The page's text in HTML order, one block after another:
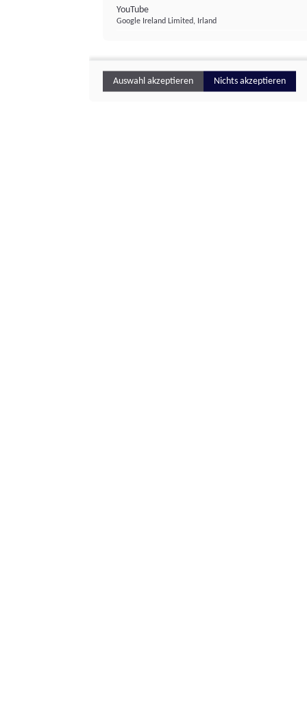
YouTube
Google Ireland Limited, Irland
Auswahl akzeptieren Nichts akzeptieren